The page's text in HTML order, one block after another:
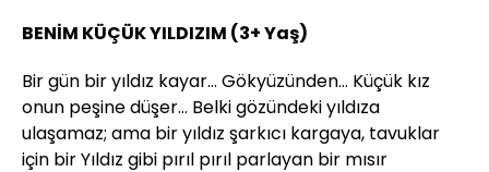
BENİM KÜÇÜK YILDIZIM (3+ Yaş)
Bir gün bir yıldız kayar… Gökyüzünden… Küçük kız
onun peşine düşer… Belki gözündeki yıldıza
ulaşamaz; ama bir yıldız şarkıcı kargaya, tavuklar
için bir Yıldız gibi pırıl pırıl parlayan bir mısır